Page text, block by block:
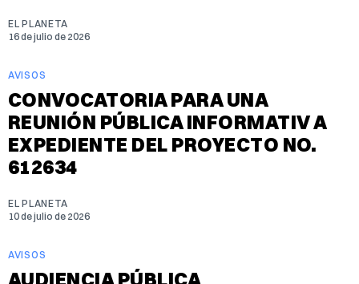
EL PLANETA
16 de julio de 2026
AVISOS
CONVOCATORIA PARA UNA
REUNIÓN PÚBLICA INFORMATIV A
EXPEDIENTE DEL PROYECTO NO.
612634
EL PLANETA
10 de julio de 2026
AVISOS
AUDIENCIA PÚBLICA